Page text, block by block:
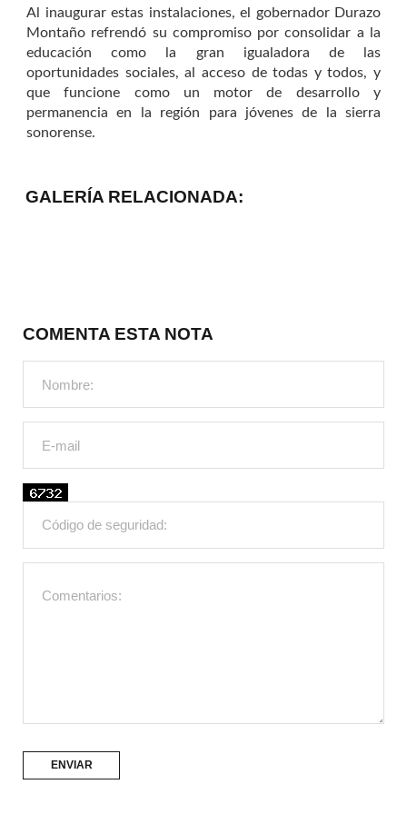
Al inaugurar estas instalaciones, el gobernador Durazo
Montaño refrendó su compromiso por consolidar a la
educación como la gran igualadora de las
oportunidades sociales, al acceso de todas y todos, y
que funcione como un motor de desarrollo y
permanencia en la región para jóvenes de la sierra
sonorense.
GALERÍA RELACIONADA:
COMENTA ESTA NOTA